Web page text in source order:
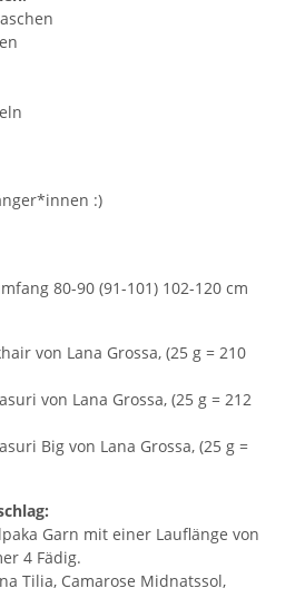
:)
80-90 (91-101) 102-120 cm
von Lana Grossa, (25 g = 210
von Lana Grossa, (25 g = 212
Big von Lana Grossa, (25 g =
Garn mit einer Lauflänge von
4 Fädig.
Tilia, Camarose Midnatssol,